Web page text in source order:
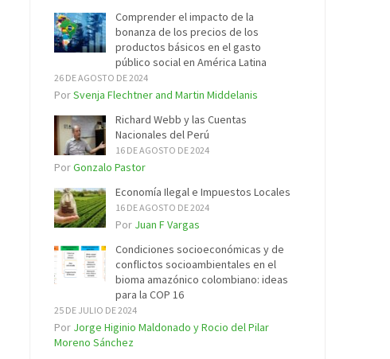
Comprender el impacto de la
bonanza de los precios de los
productos básicos en el gasto
público social en América Latina
26 DE AGOSTO DE 2024
PorSvenja Flechtner and Martin Middelanis
Richard Webb y las Cuentas
Nacionales del Perú
16 DE AGOSTO DE 2024
PorGonzalo Pastor
Economía Ilegal e Impuestos Locales
16 DE AGOSTO DE 2024
Por Juan F Vargas
Condiciones socioeconómicas y de
conflictos socioambientales en el
bioma amazónico colombiano: ideas
para la COP 16
25 DE JULIO DE 2024
Por Jorge Higinio Maldonado y Rocio del Pilar
Moreno Sánchez